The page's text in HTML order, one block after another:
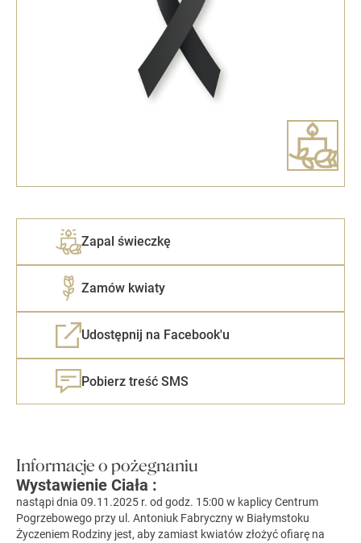
Zapal świeczkę
Zamów kwiaty
Udostępnij na Facebook'u
Pobierz treść SMS
Informacje o pożegnaniu
Wystawienie Ciała :
nastąpi dnia 09.11.2025 r. od godz. 15:00 w kaplicy Centrum
Pogrzebowego przy ul. Antoniuk Fabryczny w Białymstoku
Życzeniem Rodziny jest, aby zamiast kwiatów złożyć ofiarę na